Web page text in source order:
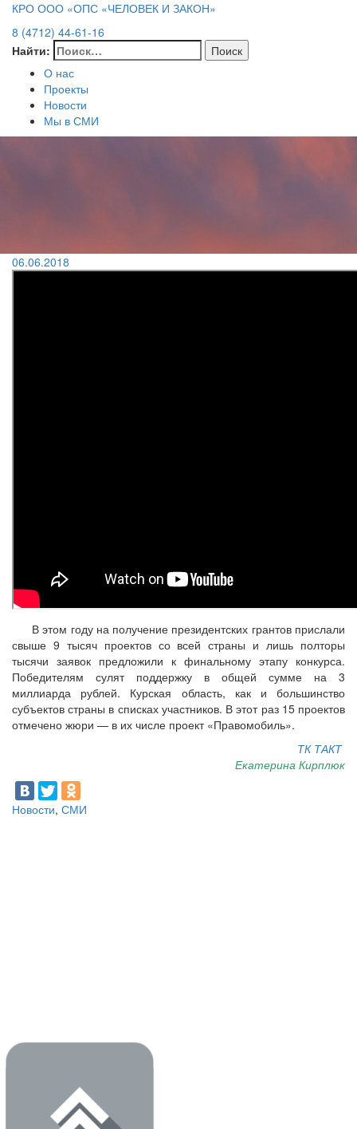
КРО ООО «ОПС «ЧЕЛОВЕК И ЗАКОН»
8 (4712) 44-61-16
Найти:
О нас
Проекты
Новости
Мы в СМИ
06.06.2018
В этом году на получение президентских грантов прислали
свыше 9 тысяч проектов со всей страны и лишь полторы
тысячи заявок предложили к финальному этапу конкурса.
Победителям сулят поддержку в общей сумме на 3
миллиарда рублей. Курская область, как и большинство
субъектов страны в списках участников. В этот раз 15 проектов
отмечено жюри — в их числе проект «Правомобиль».
ТК ТАКТ
Екатерина Кирплюк
Новости, СМИ